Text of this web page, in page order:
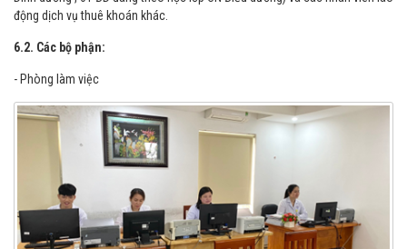
· 03 TCĐD (01 ĐD đã tốt nghiệp CN Dinh dưỡng, 01 ĐD đang theo học lớp CN
Dinh dưỡng , 01 ĐD đang theo học lớp CN Điều dưỡng) và các nhân viên lao
động dịch vụ thuê khoán khác.
6.2. Các bộ phận:
- Phòng làm việc